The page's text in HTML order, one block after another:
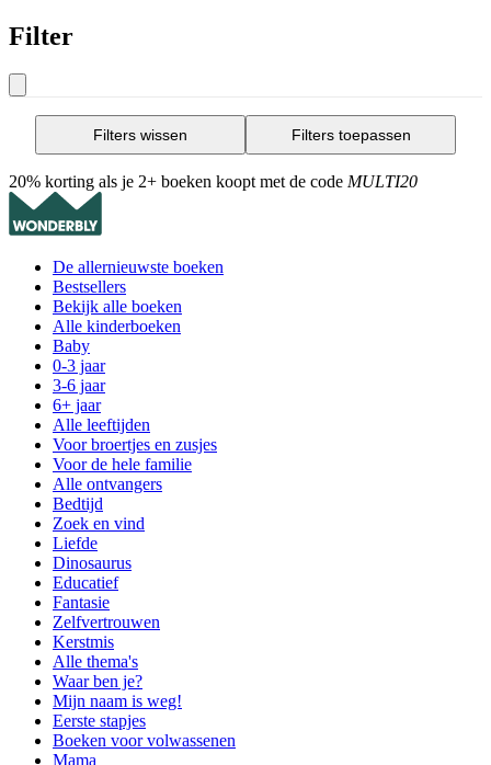
Filter
Filters wissen Filters toepassen
20% korting als je 2+ boeken koopt met de code MULTI20
De allernieuwste boeken
Bestsellers
Bekijk alle boeken
Alle kinderboeken
Baby
0-3 jaar
3-6 jaar
6+ jaar
Alle leeftijden
Voor broertjes en zusjes
Voor de hele familie
Alle ontvangers
Bedtijd
Zoek en vind
Liefde
Dinosaurus
Educatief
Fantasie
Zelfvertrouwen
Kerstmis
Alle thema's
Waar ben je?
Mijn naam is weg!
Eerste stapjes
Boeken voor volwassenen
Mama